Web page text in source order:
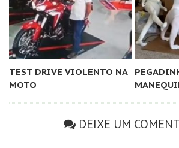
TEST DRIVE VIOLENTO NA
MOTO
DEIXE UM